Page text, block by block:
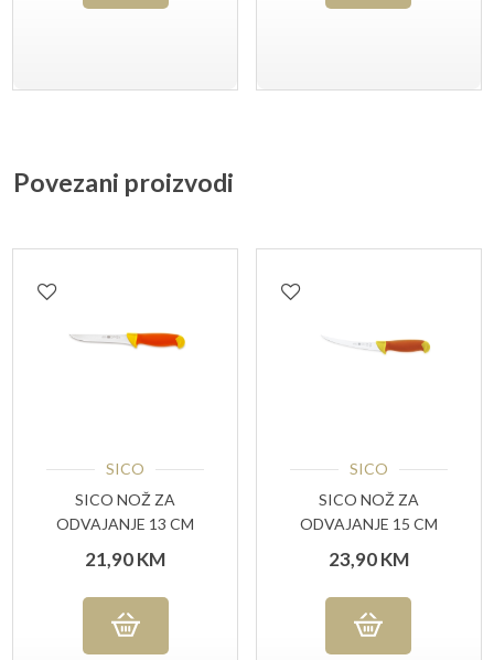
Povezani proizvodi
SICO
SICO NOŽ ZA
ODVAJANJE 13 CM
21,90KM
SICO
SICO NOŽ ZA
ODVAJANJE 15 CM
23,90KM